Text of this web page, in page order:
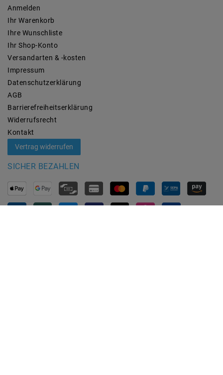
Anmelden
Ihr Warenkorb
Ihre Wunschliste
Ihr Shop-Konto
Versandarten & -kosten
Impressum
Daten­schutz­erklärung
AGB
Barrierefreiheitserklärung
Widerrufs­recht
Kontakt
Vertrag widerrufen
SICHER BEZAHLEN